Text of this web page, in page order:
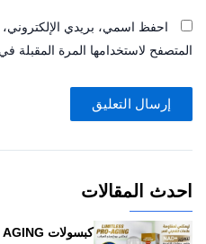
احفظ اسمي، بريدي الإلكتروني،
المتصفح لاستخدامها المرة المقبلة
احدث المقالات